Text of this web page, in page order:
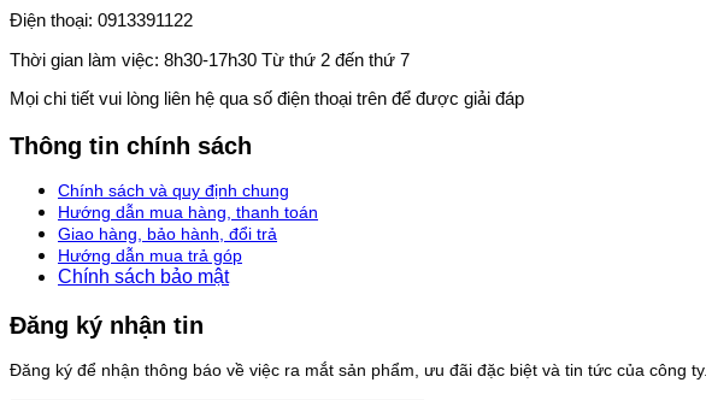
Điện thoại: 0913391122
Thời gian làm việc: 8h30-17h30 Từ thứ 2 đến thứ 7
Mọi chi tiết vui lòng liên hệ qua số điện thoại trên để được giải đáp
Thông tin chính sách
Chính sách và quy định chung
Hướng dẫn mua hàng, thanh toán
Giao hàng, bảo hành, đổi trả
Hướng dẫn mua trả góp
Chính sách bảo mật
Đăng ký nhận tin
Đăng ký để nhận thông báo về việc ra mắt sản phẩm, ưu đãi đặc biệt và tin tức của công ty.